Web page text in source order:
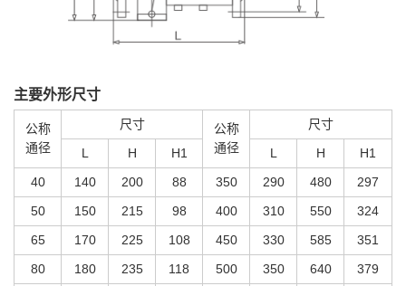
主要外形尺寸
公称
通径
尺寸
公称
通径
尺寸
L
H H1 L H
H1
40
140 200 88 350 290 480
297
50
150 215 98 400 310 550
324
65
170 225 108 450 330 585
351
80
180 235 118 500 350 640
379